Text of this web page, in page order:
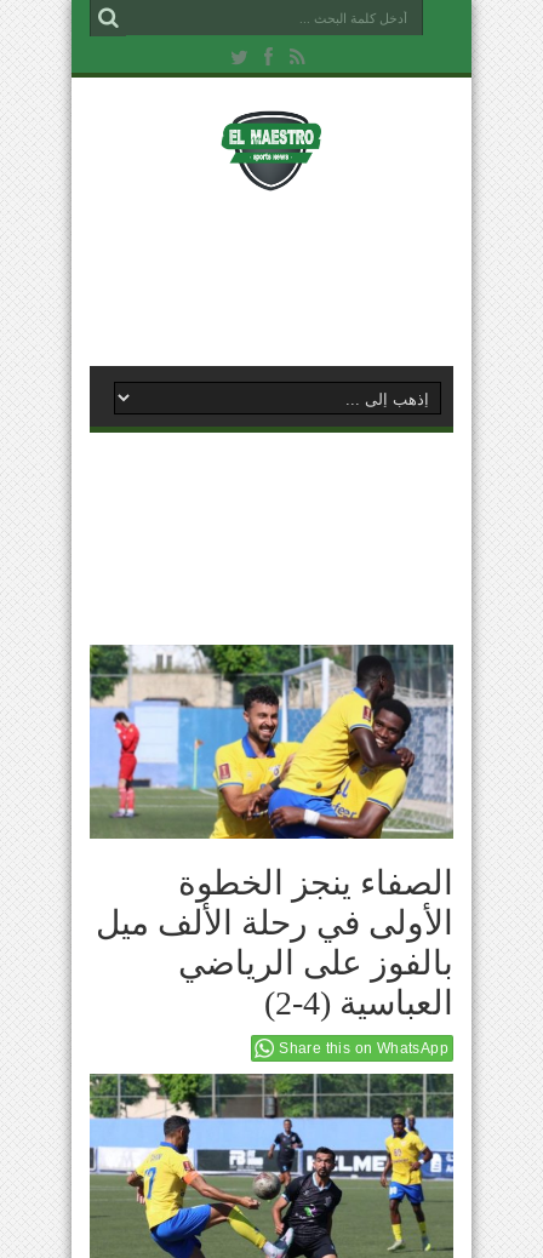
الصفاء ينجز الخطوة
الأولى في رحلة الألف ميل
بالفوز على الرياضي
العباسية (4-2)
Share this on WhatsApp